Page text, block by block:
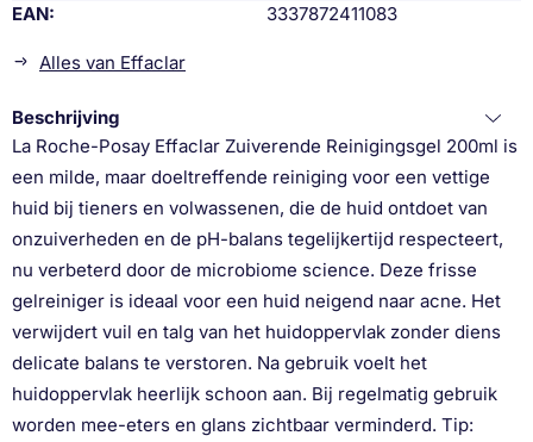
EAN 3337872411083
Alles van Effaclar
Beschrijving
La Roche-Posay Effaclar Zuiverende Reinigingsgel 200ml is
een milde, maar doeltreffende reiniging voor een vettige
huid bij tieners en volwassenen, die de huid ontdoet van
onzuiverheden en de pH-balans tegelijkertijd respecteert,
nu verbeterd door de microbiome science. Deze frisse
gelreiniger is ideaal voor een huid neigend naar acne. Het
verwijdert vuil en talg van het huidoppervlak zonder diens
delicate balans te verstoren. Na gebruik voelt het
huidoppervlak heerlijk schoon aan. Bij regelmatig gebruik
worden mee-eters en glans zichtbaar verminderd. Tip: